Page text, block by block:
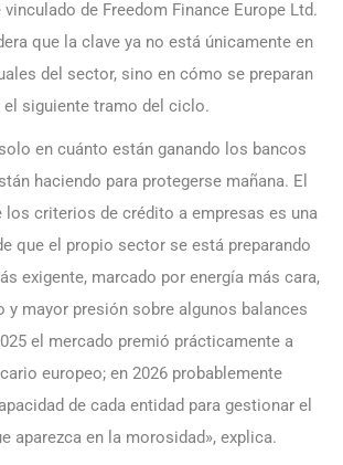
vinculado de Freedom Finance Europe Ltd.
que la clave ya no está únicamente en
del sector, sino en cómo se preparan
el siguiente tramo del ciclo.
en cuánto están ganando los bancos
haciendo para protegerse mañana. El
los criterios de crédito a empresas es una
que el propio sector se está preparando
exigente, marcado por energía más cara,
y mayor presión sobre algunos balances
el mercado premió prácticamente a
europeo; en 2026 probablemente
de cada entidad para gestionar el
aparezca en la morosidad», explica.